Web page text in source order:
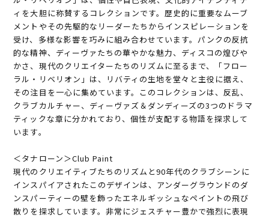
ィを大胆に称賛するコレクションです。歴史的に重要なムーブ
メントやその先駆的なリーダーたちからインスピレーションを
受け、多様な影響を巧みに組み合わせています。パンクの反抗
的な精神、ディーヴァたちの華やかな魅力、ディスコの煌びや
かさ、現代のクリエイターたちのリズムに至るまで、「フロー
ラル・リベリオン」は、リバティの生地を堂々と主役に据え、
その注目を一心に集めています。このコレクションは、反乱、
クラブカルチャー、ディーヴァズ＆ダンディーズの3つのドラマ
ティックな章に分かれており、個性が支配する物語を探求して
います。
＜タナローン＞Club Paint
現代のクリエイティブたちのリズムと90年代のクラブシーンに
インスパイアされたこのデザインは、アンダーグラウンドのダ
ンスパーティーの壁を飾ったエネルギッシュなペイントの飛び
散りを探求しています。非常にジェスチャー豊かで強烈に表現